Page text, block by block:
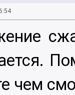
чем